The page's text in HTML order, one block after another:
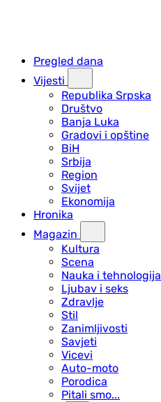
Pregled dana
Vijesti
Republika Srpska
Društvo
Banja Luka
Gradovi i opštine
BiH
Srbija
Region
Svijet
Ekonomija
Hronika
Magazin
Kultura
Scena
Nauka i tehnologija
Ljubav i seks
Zdravlje
Stil
Zanimljivosti
Savjeti
Vicevi
Auto-moto
Porodica
Pitali smo...